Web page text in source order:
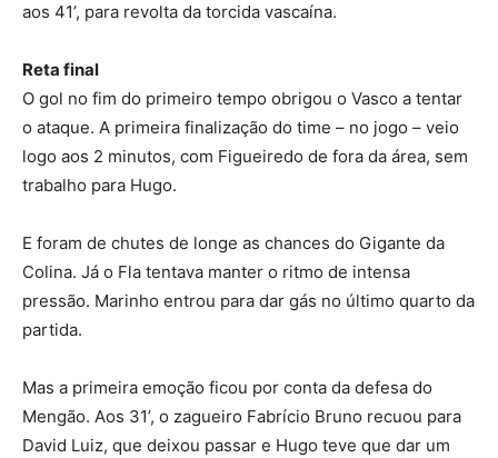
aos 41’, para revolta da torcida vascaína.
Reta final
O gol no fim do primeiro tempo obrigou o Vasco a tentar
o ataque. A primeira finalização do time – no jogo – veio
logo aos 2 minutos, com Figueiredo de fora da área, sem
trabalho para Hugo.
E foram de chutes de longe as chances do Gigante da
Colina. Já o Fla tentava manter o ritmo de intensa
pressão. Marinho entrou para dar gás no último quarto da
partida.
Mas a primeira emoção ficou por conta da defesa do
Mengão. Aos 31’, o zagueiro Fabrício Bruno recuou para
David Luiz, que deixou passar e Hugo teve que dar um